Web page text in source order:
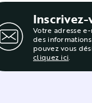
Votre adresse
des
pouvez vous
cliquez ici.